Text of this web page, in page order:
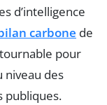
d’intelligence
carbone de
pour
niveau des
publiques.